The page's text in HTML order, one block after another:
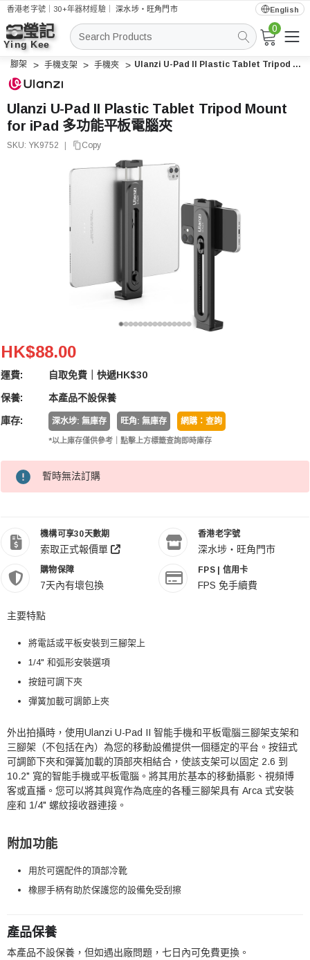
香港老字號｜30+年器材經驗｜深水埗・旺角門市 English
搜
索
0
腳架 手機支架 手機夾 Ulanzi U-Pad II Plastic Tablet Tripod Mount for iPad 多功能平板電腦夾
Ulanzi U-Pad II Plastic Tablet Tripod Mount
for iPad 多功能平板電腦夾
SKU: YK9752 Copy
Ulanzi U-Pad II Plastic Tablet Tripod Mount For
HK$88.00
運費: 自取免費｜快遞HK$30
保養: 本產品不設保養
庫存: 深水埗: 無庫存 旺角: 無庫存 網購：查詢
*以上庫存僅供參考｜點擊上方標籤查詢即時庫存
暫時無法訂購
機構可享30天數期
索取正式報價單
香港老字號
深水埗・旺角門市
購物保障
7天內有壞包換
FPS | 信用卡
FPS 免手續費
主要特點
將電話或平板安裝到三腳架上
1/4" 和弧形安裝選項
按鈕可調下夾
彈簧加載可調節上夾
外出拍攝時，使用Ulanzi U-Pad II 智能手機和平板電腦三腳架支架和
三腳架（不包括在內） 為您的移動設備提供一個穩定的平台。 按鈕式
可調節下夾和彈簧加載的頂部夾相結合，使該支架可以固定 2.6 到
10.2" 寬的智能手機或平板電腦。將其用於基本的移動攝影、視頻博
客或直播。您可以將其與寬作為底座的各種三腳架具有 Arca 式安裝
座和 1/4" 螺紋接收器連接。
附加功能
用於可選配件的頂部冷靴
橡膠手柄有助於保護您的設備免受刮擦
產品保養
本產品不設保養，但如遇出廠問題，七日內可免費更換。